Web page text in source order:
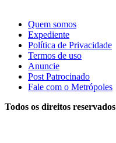
Quem somos
Expediente
Política de Privacidade
Termos de uso
Anuncie
Post Patrocinado
Fale com o Metrópoles
Todos os direitos reservados